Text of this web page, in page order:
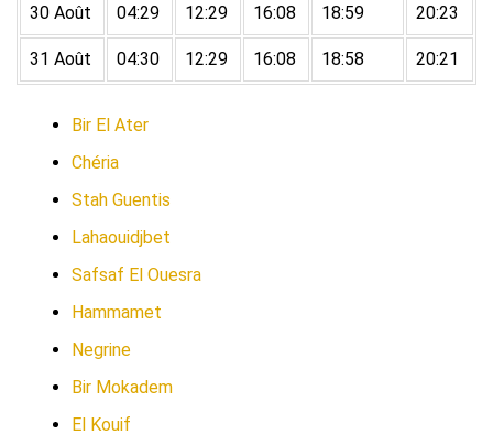
30 Août 04:29 12:29 16:08 18:59 20:23
31 Août 04:30 12:29 16:08 18:58 20:21
Bir El Ater
Chéria
Stah Guentis
Lahaouidjbet
Safsaf El Ouesra
Hammamet
Negrine
Bir Mokadem
El Kouif